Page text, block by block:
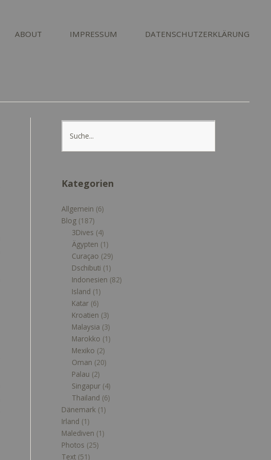
ABOUT IMPRESSUM DATENSCHUTZERKLÄRUNG
Kategorien
Allgemein (6)
Blog(187)
3Dives (4)
Ägypten (1)
Curaçao (29)
Dschibuti (1)
Indonesien (82)
Island (1)
Katar(6)
Kroatien (3)
Malaysia (3)
Marokko (1)
Mexiko (2)
Oman (20)
Palau (2)
Singapur(4)
Thailand (6)
Dänemark(1)
Irland (1)
Malediven (1)
Photos (25)
Text(51)